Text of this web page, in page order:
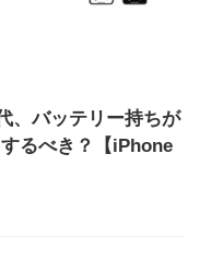
、バッテリー持ちが
るべき？【iPhone